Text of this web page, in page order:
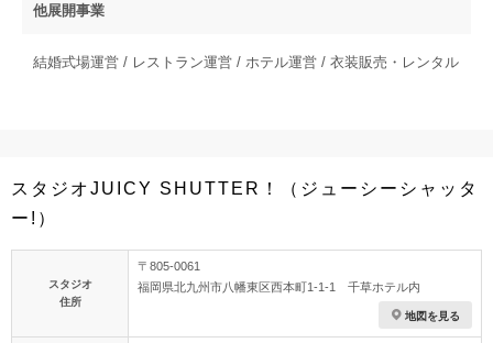
他展開事業
結婚式場運営 / レストラン運営 / ホテル運営 / 衣装販売・レンタル
スタジオJUICY SHUTTER！（ジューシーシャッタ
ー!）
スタジオ
住所
〒805-0061
福岡県北九州市八幡東区西本町1-1-1 千草ホテル内
地図を見る